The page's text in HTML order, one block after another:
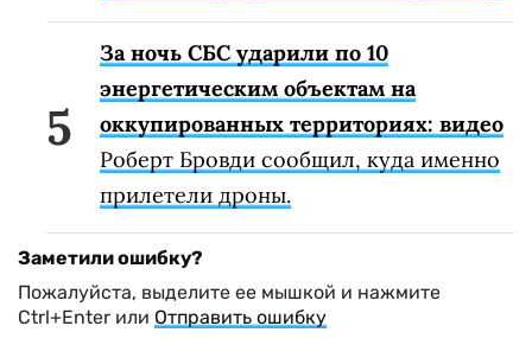
За ночь СБС ударили по 10
энергетическим объектам на
оккупированных территориях: видео
Роберт Бровди сообщил, куда именно
прилетели дроны.
Заметили ошибку?
Пожалуйста, выделите ее мышкой и нажмите
Ctrl+Enter или Отправить ошибку